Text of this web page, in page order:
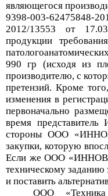
являющегося
9398-003-62475848-
2012/13553 от
продукции
990 гр (исходя из
производителю, с
претензий.Кроме
изменения в
первоначально
время представитель
стороны ООО
закупки, которую
Если же ООО
техническому заданию
и поставить
ООО «Техника